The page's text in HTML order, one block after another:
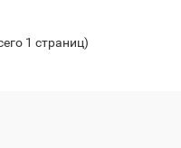
1 страниц)